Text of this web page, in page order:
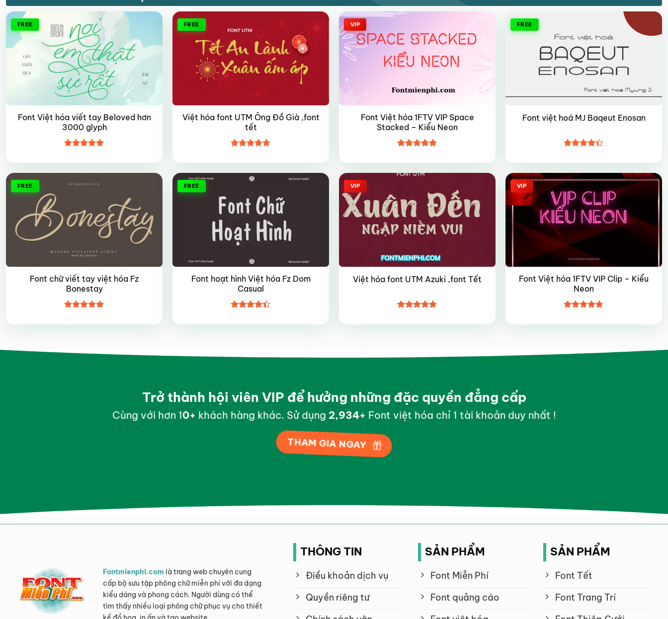
FREE
Font Việt hóa viết tay Beloved hơn
3000 glyph
hạng55
FREE
Việt hóa font UTM Ông Đồ Già ,font
tết
hạng4.75
VIP
Font Việt hóa 1FTV VIP Space
Stacked – Kiểu Neon
hạng55
FREE
Font việt hoá MJ Baqeut Enosan
hạng4.35
FREE
Font chữ viết tay việt hóa Fz
Bonestay
hạng4.95
FREE
Font hoạt hình Việt hóa Fz Dom
Casual
hạng4.4
VIP
Việt hóa font UTM Azuki ,font Tết
hạng4.95
VIP
Font Việt hóa 1FTV VIP Clip – Kiểu
Neon
hạng4.75
Trở thành hội viên VIP để hưởng những đặc quyền đẳng cấp
Cùng với hơn 10+ khách hàng khác. Sử dụng 2,998+ Font việt hóa chỉ 1 tài khoản duy nhất !
THAM GIA NGAY
Fontmienphi.com là trang web chuyên cung
cấp bộ sưu tập phông chữ miễn phí với đa dạng
kiểu dáng và phong cách. Người dùng có thể
tìm thấy nhiều loại phông chữ phục vụ cho thiết
THÔNG TIN
Điều khoản dịch vụ
Quyền riêng tư
SẢN PHẨM
Font Miễn Phí
Font quảng cáo
SẢN PHẨM
Font Tết
Font Trang Trí